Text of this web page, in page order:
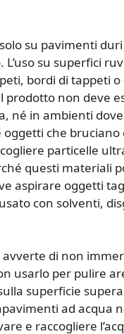
su pavimenti
su superfici
bordi di tappeti
prodotto non deve
né in ambienti
che
particelle
questi materiali
aspirare oggetti
con solventi,
di non
usarlo per pulire
superficie
ad acqua
e raccogliere